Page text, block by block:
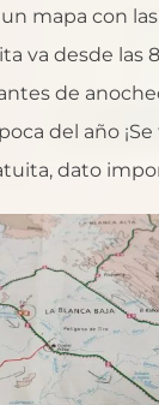
mapa con
va desde las
de
del año
dato